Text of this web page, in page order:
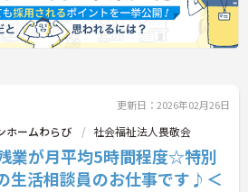
更新日：2026年02月26日
ホームわらび 社会福祉法人畏敬会
業が月平均5時間程度☆特別
生活相談員のお仕事です♪＜